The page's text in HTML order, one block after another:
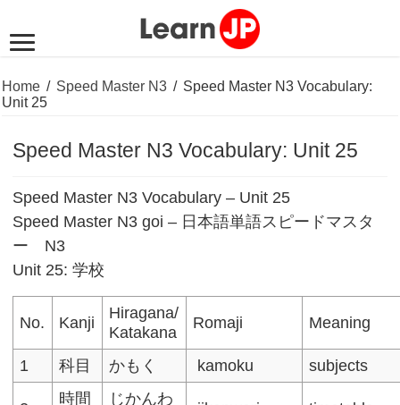
Home / Speed Master N3 / Speed Master N3 Vocabulary:
Unit 25
Speed Master N3 Vocabulary: Unit 25
Speed Master N3 Vocabulary – Unit 25
Speed Master N3 goi – 日本語単語スピードマスタ
ー N3
Unit 25: 学校
No. Kanji
Hiragana/
Katakana
Romaji Meaning
1 科目 かもく kamoku subjects
時間
じかんわ